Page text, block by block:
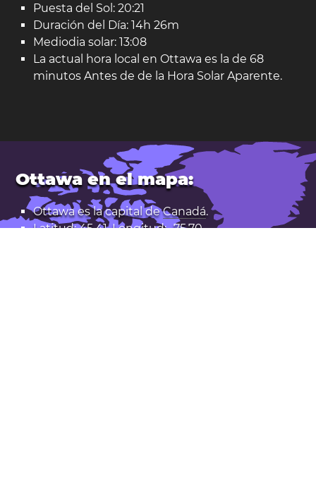
Puesta del Sol: 20:21
Duración del Día: 14h 26m
Mediodia solar: 13:08
La actual hora local en Ottawa es la de 68
minutos Antes de de la Hora Solar Aparente.
Ottawa en el mapa:
Ottawa es la capital deCanadá.
Latitud: 45,41. Longitud: -75,70